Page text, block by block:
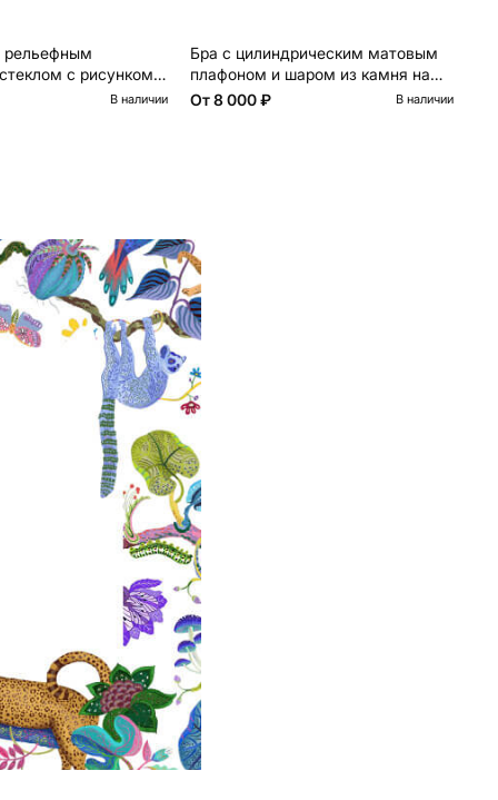
рельефным
с рисунком
В наличии
Бра с цилиндрическим матовым
плафоном и шаром из камня на
металлическом основании Orb
От8 000 ₽ В наличии